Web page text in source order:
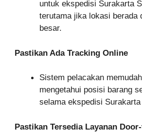
untuk ekspedisi Surakarta
terutama jika lokasi berada
besar.
Pastikan Ada Tracking Online
Sistem pelacakan
mengetahui posisi barang
selama ekspedisi
Pastikan Tersedia Layanan